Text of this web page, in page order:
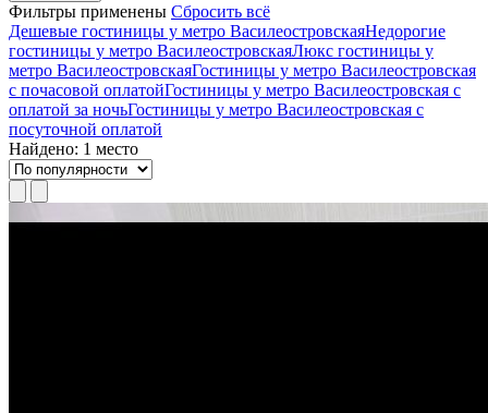
Фильтры применены Сбросить всё
Дешевые гостиницы у метро ВасилеостровскаяНедорогие
гостиницы у метро ВасилеостровскаяЛюкс гостиницы у
метро ВасилеостровскаяГостиницы у метро Василеостровская
c почасовой оплатойГостиницы у метро Василеостровская с
оплатой за ночьГостиницы у метро Василеостровская c
посуточной оплатой
Найдено: 1 место